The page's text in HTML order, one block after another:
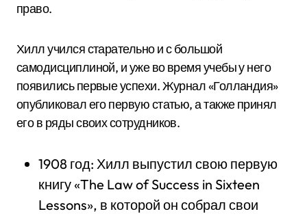
право.
Хилл учился старательно и с большой
самодисциплиной, и уже во время учебы у него
появились первые успехи. Журнал «Голландия»
опубликовал его первую статью, а также принял
его в ряды своих сотрудников.
1908 год: Хилл выпустил свою первую
книгу «The Law of Success in Sixteen
Lessons», в которой он собрал свои